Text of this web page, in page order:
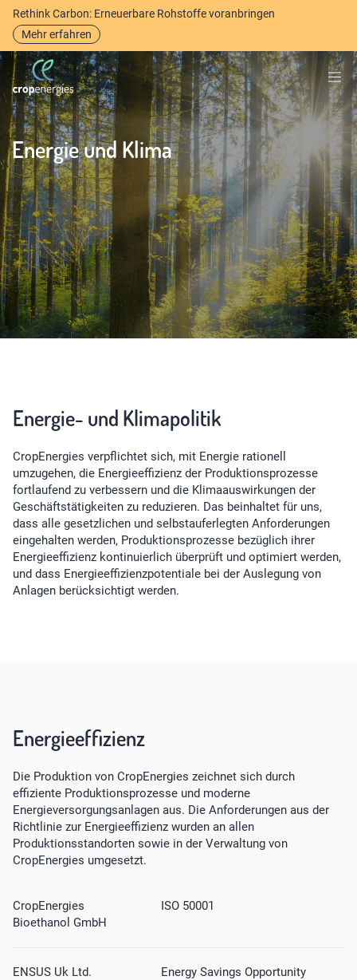
Rethink Carbon: Erneuerbare Rohstoffe voranbringen
Mehr erfahren
Energie und Klima
Energie- und Klimapolitik
CropEnergies verpflichtet sich, mit Energie rationell
umzugehen, die Energieeffizienz der Produktionsprozesse
fortlaufend zu verbessern und die Klimaauswirkungen der
Geschäftstätigkeiten zu reduzieren. Das beinhaltet für uns,
dass alle gesetzlichen und selbstauferlegten Anforderungen
eingehalten werden, Produktionsprozesse bezüglich ihrer
Energieeffizienz kontinuierlich überprüft und optimiert werden,
und dass Energieeffizienzpotentiale bei der Auslegung von
Anlagen berücksichtigt werden.
Energieeffizienz
Die Produktion von CropEnergies zeichnet sich durch
effiziente Produktionsprozesse und moderne
Energieversorgungsanlagen aus. Die Anforderungen aus der
Richtlinie zur Energieeffizienz wurden an allen
Produktionsstandorten sowie in der Verwaltung von
CropEnergies umgesetzt.
CropEnergies
Bioethanol GmbH
ISO 50001
ENSUS Uk Ltd.
Energy Savings Opportunity